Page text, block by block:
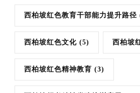
西柏坡红色教育干部能力提升路径
西柏坡红色文化 (5) 西柏坡
西柏坡红色精神教育 (3)